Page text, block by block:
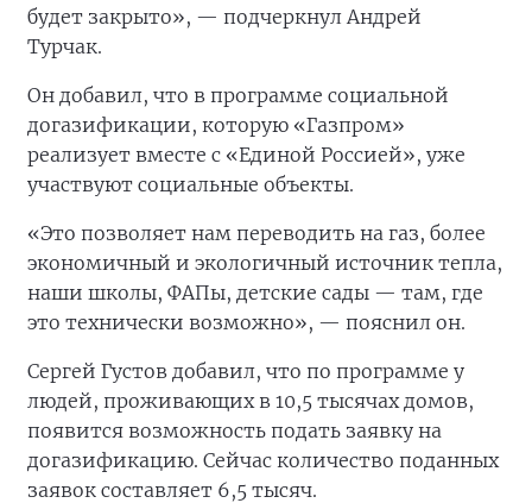
будет закрыто», — подчеркнул Андрей
Турчак.
Он добавил, что в программе социальной
догазификации, которую «Газпром»
реализует вместе с «Единой Россией», уже
участвуют социальные объекты.
«Это позволяет нам переводить на газ, более
экономичный и экологичный источник тепла,
наши школы, ФАПы, детские сады — там, где
это технически возможно», — пояснил он.
Сергей Густов добавил, что по программе у
людей, проживающих в 10,5 тысячах домов,
появится возможность подать заявку на
догазификацию. Сейчас количество поданных
заявок составляет 6,5 тысяч.